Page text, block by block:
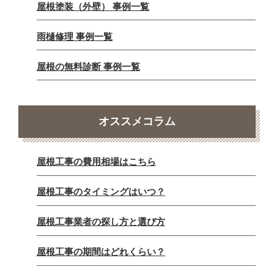
屋根塗装（外壁） 事例一覧
雨樋修理 事例一覧
屋根の無料診断 事例一覧
オススメコラム
屋根工事の費用相場はこちら
屋根工事のタイミングはいつ？
屋根工事業者の探し方と選び方
屋根工事の期間はどれくらい？